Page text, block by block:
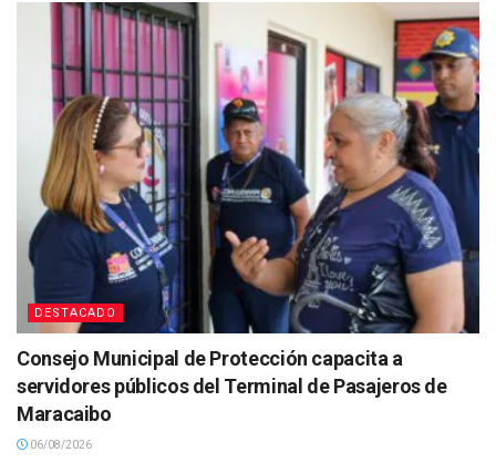
DESTACADO
Consejo Municipal de Protección capacita a
servidores públicos del Terminal de Pasajeros de
Maracaibo
06/08/2026